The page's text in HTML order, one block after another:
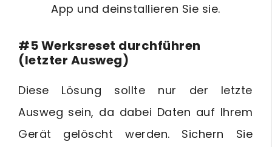
App und deinstallieren Sie sie.
#5 Werksreset durchführen
(letzter Ausweg)
Diese Lösung sollte nur der letzte
Ausweg sein, da dabei Daten auf Ihrem
Gerät gelöscht werden. Sichern Sie